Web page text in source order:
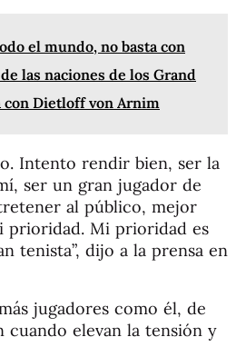
el mundo, no basta con
las naciones de los Grand
con Dietloff von Arnim
Intento rendir bien, ser la
ser un gran jugador de
al público, mejor
prioridad. Mi prioridad es
tenista”, dijo a la prensa en
jugadores como él, de
cuando elevan la tensión y